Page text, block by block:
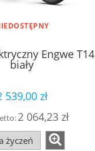
Engwe T14
biały
539,00 zł
2 064,23 zł
życzeń